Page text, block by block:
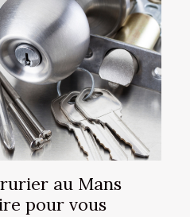
au Mans
pour vous